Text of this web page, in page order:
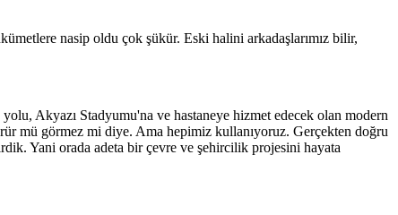
nasip oldu çok şükür. Eski halini arkadaşlarımız bilir,
Akyazı Stadyumu'na ve hastaneye hizmet edecek olan modern
mü görmez mi diye. Ama hepimiz kullanıyoruz. Gerçekten doğru
Yani orada adeta bir çevre ve şehircilik projesini hayata